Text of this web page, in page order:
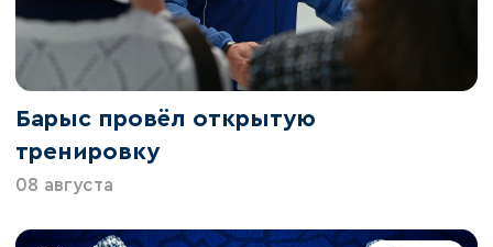
Барыс провёл открытую
тренировку
08 августа